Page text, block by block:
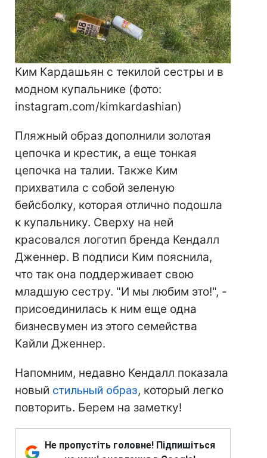
Ким Кардашьян с текилой сестры и в
модном купальнике (фото:
instagram.com/kimkardashian)
Пляжный образ дополнили золотая
цепочка и крестик, а еще тонкая
цепочка на талии. Также Ким
прихватила с собой зеленую
бейсболку, которая отлично подошла
к купальнику. Сверху на ней
красовался логотип бренда Кендалл
Дженнер. В подписи Ким пояснила,
что так она поддерживает свою
младшую сестру. "И мы любим это!", -
присоединилась к ним еще одна
бизнесвумен из этого семейства
Кайли Дженнер.
Напомним, недавно Кендалл показала
новый стильный образ, который легко
повторить. Берем на заметку!
Не пропустіть головне! Підпишіться